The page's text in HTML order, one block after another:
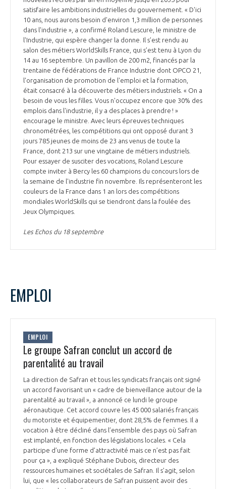
satisfaire les ambitions industrielles du gouvernement. « D'ici
10 ans, nous aurons besoin d'environ 1,3 million de personnes
dans l'industrie », a confirmé Roland Lescure, le ministre de
l'Industrie, qui espère changer la donne. Il s’est rendu au
salon des métiers WorldSkills France, qui s’est tenu à Lyon du
14 au 16 septembre. Un pavillon de 200 m2, financés par la
trentaine de fédérations de France Industrie dont OPCO 21,
l'organisation de promotion de l'emploi et la formation,
était consacré à la découverte des métiers industriels. « On a
besoin de vous les filles. Vous n'occupez encore que 30% des
emplois dans l'industrie, il y a des places à prendre ! »
encourage le ministre. Avec leurs épreuves techniques
chronométrées, les compétitions qui ont opposé durant 3
jours 785 jeunes de moins de 23 ans venus de toute la
France, dont 213 sur une vingtaine de métiers industriels.
Pour essayer de susciter des vocations, Roland Lescure
compte inviter à Bercy les 60 champions du concours lors de
la semaine de l'industrie fin novembre. Ils représenteront les
couleurs de la France dans 1 an lors des compétitions
mondiales WorldSkills qui se tiendront dans la foulée des
Jeux Olympiques.
Les Echos du 18 septembre
EMPLOI
EMPLOI
Le groupe Safran conclut un accord de
parentalité au travail
La direction de Safran et tous les syndicats français ont signé
un accord favorisant un « cadre de bienveillance autour de la
parentalité au travail », a annoncé ce lundi le groupe
aéronautique. Cet accord couvre les 45 000 salariés français
du motoriste et équipementier, dont 28,5% de femmes. Il a
vocation à être décliné dans l’ensemble des pays où Safran
est implanté, en fonction des législations locales. « Cela
participe d’une forme d’attractivité mais ce n’est pas fait
pour ça », a expliqué Stéphane Dubois, directeur des
ressources humaines et sociétales de Safran. Il s’agit, selon
lui, que « les collaborateurs de Safran puissent avoir des